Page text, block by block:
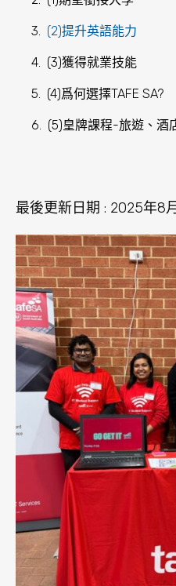
(2)提升英語能力
(3)獲得就業技能
(4)爲何選擇TAFE SA?
(5)皇牌課程-旅遊、酒
最後更新日期 : 2025年8